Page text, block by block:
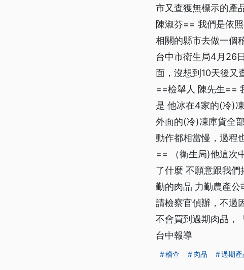
市又查獲無標示的產
陳淑芬== 我們是依
相關的縣市去做一個
台中市衛生局4月26
面，沒想到10天後又
==檢舉人 陳先生==
是 他冰在4家的(冷)
外面的(冷)凍庫貨全
動作都相當慢，過程
== （衛生局)他這次
了什麼 不願意跟我
勤的肉品 力勤農產
請檢察官偵辦，不過
不會買到過期肉品，
台中報導
稽查 肉品 過期產